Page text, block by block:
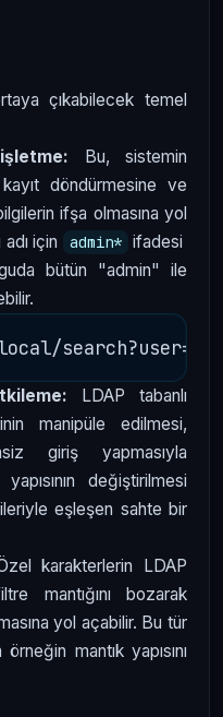
çıkabilecek temel
Bu, sistemin
döndürmesine ve
ifşa olmasına yol
için
admin* ifadesi
bütün "admin" ile
LDAP tabanlı
manipüle edilmesi,
giriş yapmasıyla
değiştirilmesi
eşleşen sahte bir
karakterlerin LDAP
mantığını bozarak
yol açabilir. Bu tür
mantık yapısını